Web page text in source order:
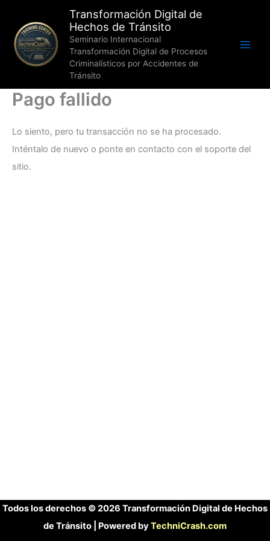
contenido
Transformación Digital de
Hechos de Tránsito
Seminario Internacional
Transformación Digital de Procesos
Criminalísticos por Accidentes de
Tránsito
Pago fallido
Lo siento, pero tu transacción no se ha procesado.
Inténtalo de nuevo o ponte en contacto con el soporte del
sitio.
Todos los derechos © 2026 Transformación Digital de Hechos
de Tránsito | Powered byTechniCrash.com